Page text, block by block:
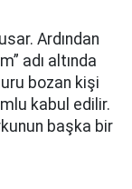
Ardından
adı altında
bozan kişi
kabul edilir.
başka bir